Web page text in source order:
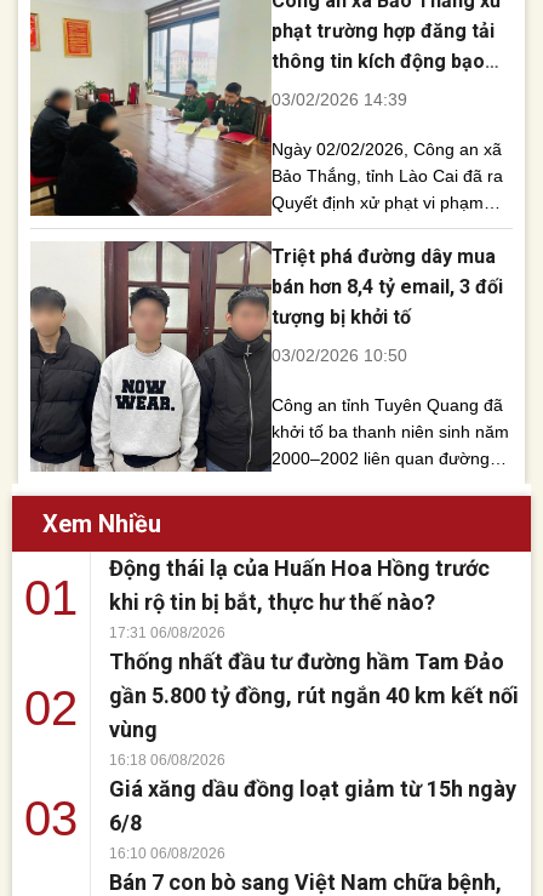
trưởng thôn tại Đắk Lắk đã bị
cơ quan công an khởi tố để
luật. Ngày 3/2, [...]
phạt trường hợp đăng tải
thông tin kích động bạo
lực trên mạng xã hội
03/02/2026 14:39
Ngày 02/02/2026, Công an xã
Bảo Thắng, tỉnh Lào Cai đã ra
Quyết định xử phạt vi phạm
hành chính đối với T.V.H. (sinh
năm 2008, trú tại xã Bảo
Thắng) về hành vi cung cấp,
chia sẻ thông tin kích động bạo
Facebook, đồng thời buộc gỡ
Triệt phá đường dây mua
bán hơn 8,4 tỷ email, 3 đối
tượng bị khởi tố
03/02/2026 10:50
Công an tỉnh Tuyên Quang đã
khởi tố ba thanh niên sinh năm
2000–2002 liên quan đường
Ngày 2/2, Công an tỉnh Tuyên
Quang cho biết, Phòng Cảnh
sát hình sự của đơn vị vừa
Xem Nhiều
01
Động thái lạ của Huấn Hoa Hồng trước
khi rộ tin bị bắt, thực hư thế nào?
17:31 06/08/2026
02
Thống nhất đầu tư đường hầm Tam Đảo
gần 5.800 tỷ đồng, rút ngắn 40 km kết nối
vùng
16:18 06/08/2026
03
Giá xăng dầu đồng loạt giảm từ 15h ngày
6/8
16:10 06/08/2026
Bán 7 con bò sang Việt Nam chữa bệnh,